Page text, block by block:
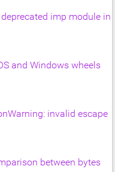
imp module in
and Windows wheels
invalid escape
between bytes